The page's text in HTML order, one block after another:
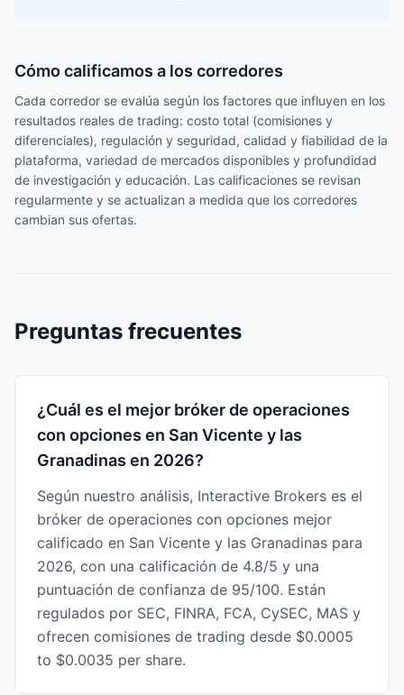
Cómo calificamos a los corredores
Cada corredor se evalúa según los factores que influyen en los
resultados reales de trading: costo total (comisiones y
diferenciales), regulación y seguridad, calidad y fiabilidad de la
plataforma, variedad de mercados disponibles y profundidad
de investigación y educación. Las calificaciones se revisan
regularmente y se actualizan a medida que los corredores
cambian sus ofertas.
Preguntas frecuentes
¿Cuál es el mejor bróker de operaciones
con opciones en San Vicente y las
Granadinas en 2026?
Según nuestro análisis, Interactive Brokers es el
bróker de operaciones con opciones mejor
calificado en San Vicente y las Granadinas para
2026, con una calificación de 4.8/5 y una
puntuación de confianza de 95/100. Están
regulados por SEC, FINRA, FCA, CySEC, MAS y
ofrecen comisiones de trading desde $0.0005
to $0.0035 per share.